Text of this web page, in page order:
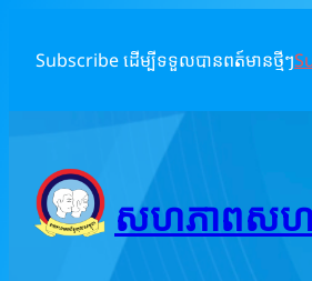
content
Subscribe ដើម្បីទទួលបានពត៍មានថ្មីៗ
សហភាពសហព័ន្